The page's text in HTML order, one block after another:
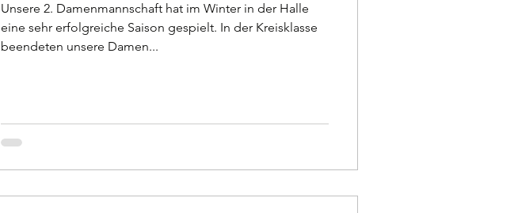
Unsere 2. Damenmannschaft hat im Winter in der Halle
eine sehr erfolgreiche Saison gespielt. In der Kreisklasse
beendeten unsere Damen...